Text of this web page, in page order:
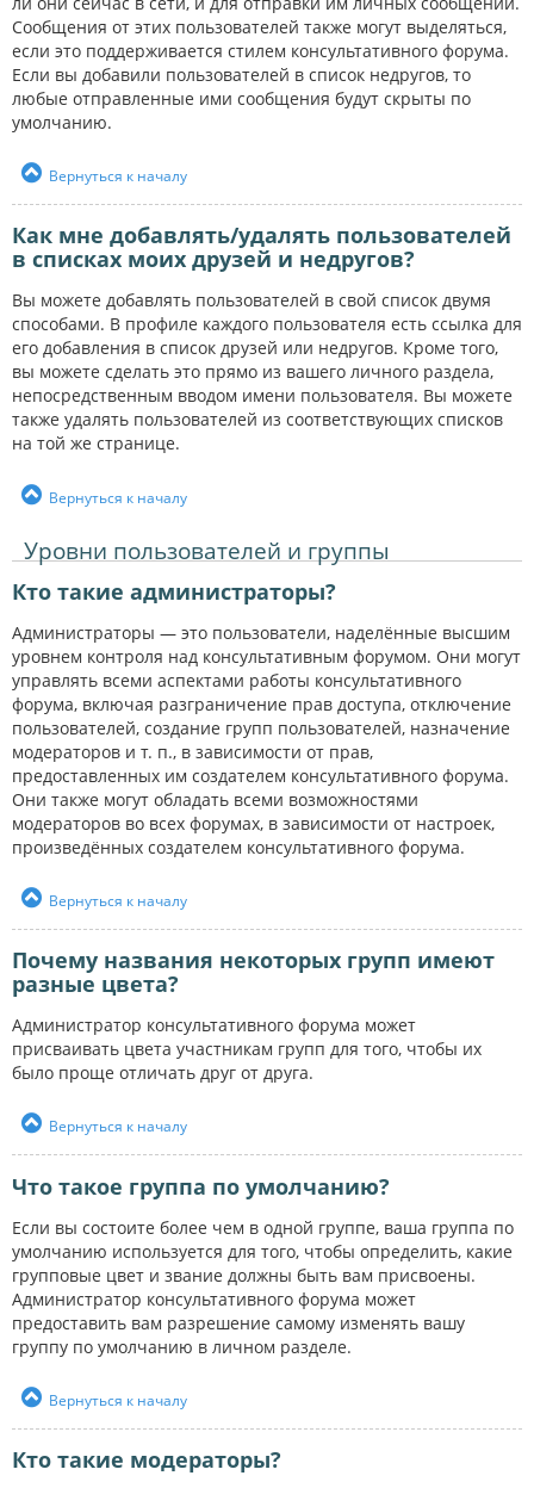
Сообщения от этих пользователей также могут выделяться,
если это поддерживается стилем консультативного форума.
Если вы добавили пользователей в список недругов, то
любые отправленные ими сообщения будут скрыты по
умолчанию.
Вернуться к началу
Как мне добавлять/удалять пользователей
в списках моих друзей и недругов?
Вы можете добавлять пользователей в свой список двумя
способами. В профиле каждого пользователя есть ссылка для
его добавления в список друзей или недругов. Кроме того,
вы можете сделать это прямо из вашего личного раздела,
непосредственным вводом имени пользователя. Вы можете
также удалять пользователей из соответствующих списков
на той же странице.
Вернуться к началу
Уровни пользователей и группы
Кто такие администраторы?
Администраторы — это пользователи, наделённые высшим
уровнем контроля над консультативным форумом. Они могут
управлять всеми аспектами работы консультативного
форума, включая разграничение прав доступа, отключение
пользователей, создание групп пользователей, назначение
модераторов и т. п., в зависимости от прав,
предоставленных им создателем консультативного форума.
Они также могут обладать всеми возможностями
модераторов во всех форумах, в зависимости от настроек,
произведённых создателем консультативного форума.
Вернуться к началу
Почему названия некоторых групп имеют
разные цвета?
Администратор консультативного форума может
присваивать цвета участникам групп для того, чтобы их
было проще отличать друг от друга.
Вернуться к началу
Что такое группа по умолчанию?
Если вы состоите более чем в одной группе, ваша группа по
умолчанию используется для того, чтобы определить, какие
групповые цвет и звание должны быть вам присвоены.
Администратор консультативного форума может
предоставить вам разрешение самому изменять вашу
группу по умолчанию в личном разделе.
Вернуться к началу
Кто такие модераторы?